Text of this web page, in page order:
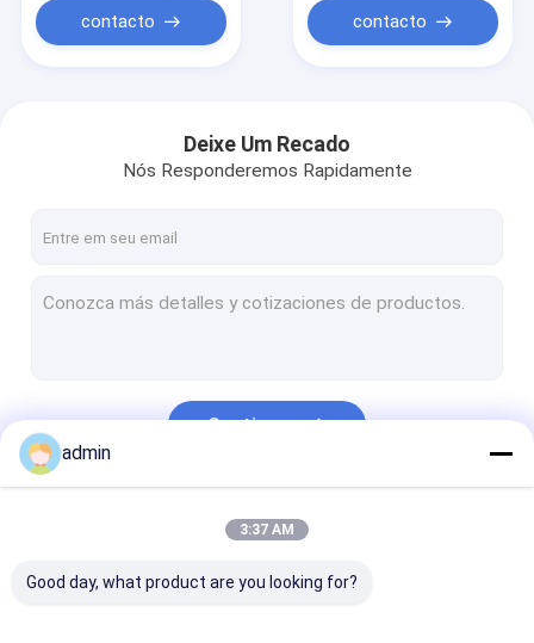
contacto
12000mm
contacto
Deixe Um Recado
Nós Responderemos Rapidamente
Continue
admin
3:37 AM
Good day, what product are you looking for?